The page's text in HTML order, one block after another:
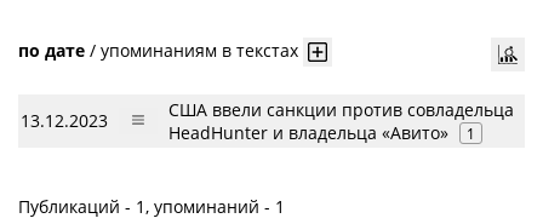
по дате / упоминаниям в текстах
13.12.2023
США ввели санкции против совладельца
HeadHunter и владельца «Авито»
1
Публикаций - 1, упоминаний - 1